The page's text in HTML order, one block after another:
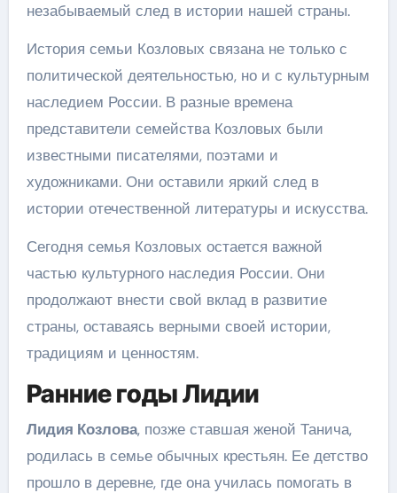
незабываемый след в истории нашей страны.
История семьи Козловых связана не только с
политической деятельностью, но и с культурным
наследием России. В разные времена
представители семейства Козловых были
известными писателями, поэтами и
художниками. Они оставили яркий след в
истории отечественной литературы и искусства.
Сегодня семья Козловых остается важной
частью культурного наследия России. Они
продолжают внести свой вклад в развитие
страны, оставаясь верными своей истории,
традициям и ценностям.
Ранние годы Лидии
Лидия Козлова, позже ставшая женой Танича,
родилась в семье обычных крестьян. Ее детство
прошло в деревне, где она училась помогать в